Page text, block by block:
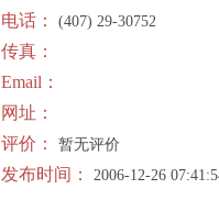
电话： (407) 29-30752
传真：
Email：
网址：
评价：
暂无评价
发布时间： 2006-12-26